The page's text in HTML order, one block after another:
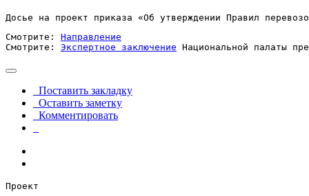
Досье на проект приказа «Об утверждении Правил
Смотрите: Направление
Смотрите: Экспертное заключение Национальной палаты
Поставить закладку
Оставить заметку
Комментировать
Проект